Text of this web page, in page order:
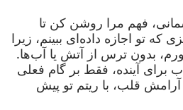
فهم مرا روشن کن تا
که تو اجازه داده‌ای ببینم، زیرا
بدون ترس از آتش یا آب‌ها.
آینده، فقط بر گام فعلی
آرامش قلب، با ریتم تو پیش